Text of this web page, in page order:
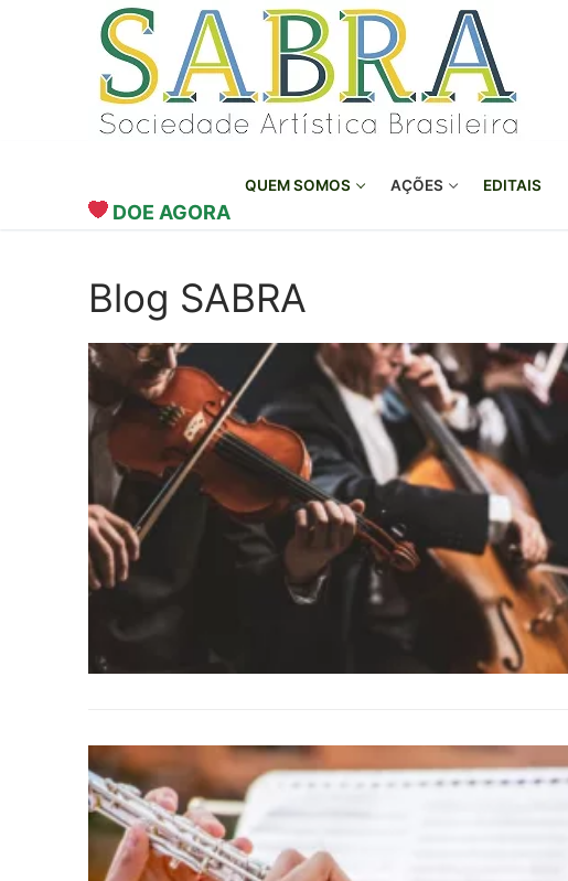
DOE AGORA
QUEM SOMOS AÇÕES EDITAIS
Blog SABRA